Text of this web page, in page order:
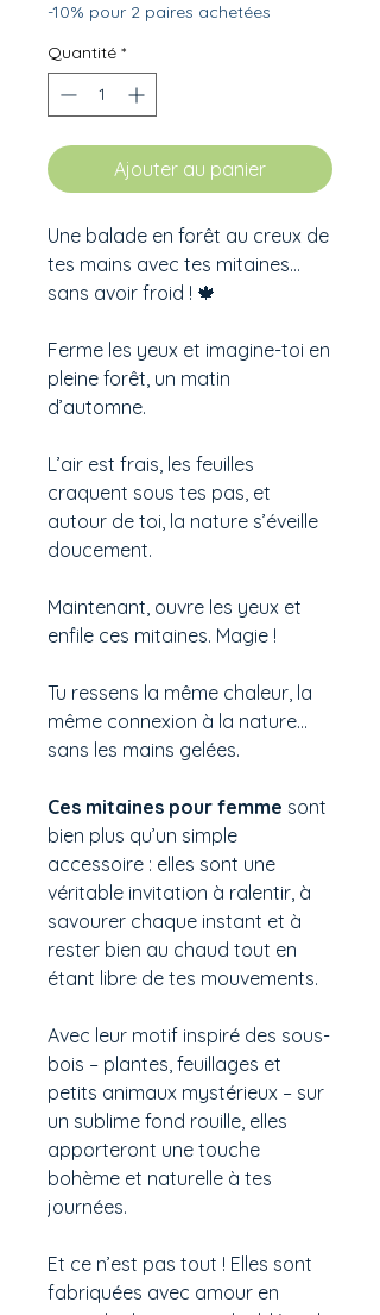
-10% pour 2 paires achetées
Quantité *
Ajouter au panier
Une balade en forêt au creux de
tes mains avec tes mitaines…
sans avoir froid ! 🍁
Ferme les yeux et imagine-toi en
pleine forêt, un matin
d’automne.
L’air est frais, les feuilles
craquent sous tes pas, et
autour de toi, la nature s’éveille
doucement.
Maintenant, ouvre les yeux et
enfile ces mitaines. Magie !
Tu ressens la même chaleur, la
même connexion à la nature…
sans les mains gelées.
Ces mitaines pour femme sont
bien plus qu’un simple
accessoire : elles sont une
véritable invitation à ralentir, à
savourer chaque instant et à
rester bien au chaud tout en
étant libre de tes mouvements.
Avec leur motif inspiré des sous-
bois – plantes, feuillages et
petits animaux mystérieux – sur
un sublime fond rouille, elles
apporteront une touche
bohème et naturelle à tes
journées.
Et ce n’est pas tout ! Elles sont
fabriquées avec amour en